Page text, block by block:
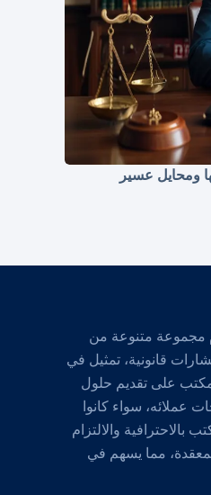
ومحايل عسير
مجموعة متنوعة من
قانونية، تمثيل في
على تقديم حلول
عملائه، سواء كانوا
بالاحترافية والالتزام
مما يسهم في